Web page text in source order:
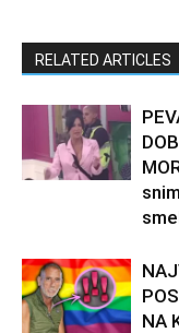
RELATED ARTICLES
NA